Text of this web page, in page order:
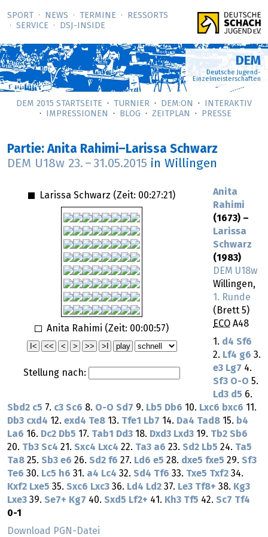
SPORT NEWS TERMINE
RESSORTS
SERVICE
DSJ-­INSIDE
DEM
Deutsche Jugend-
Einzelmeisterschaften
DEM 2015 STARTSEITE TURNIER DEM:ON
INTERAKTIV
IMPRESSIONEN
BLOG ZEITPLAN PRESSE
Partie: Anita Rahimi–Larissa Schwarz
DEM U18w 23. – 31.05.2015 in Willingen
Larissa Schwarz (Zeit: 00:27:21 )
Anita Rahimi (Zeit: 00:00:57)
Stellung nach:
Anita
Rahimi
(1673) –
Larissa
Schwarz
(1983)
DEM U18w
Willingen,
1. Runde
(Brett 5)
ECO A48
1. d4 Sf6
2. Lf4 g6 3.
e3 Lg7 4.
Sf3 O-O 5.
Ld3 d5 6.
Sbd2 c5 7. c3 Sc6 8. O-O Sd7 9. Lb5 Db6 10. Lxc6 bxc6 11.
Db3 cxd4 12. exd4 Te8 13. Tfe1 Lb7 14. Da4 Tad8 15. b4
La6 16. Dc2 Db5 17. Tab1 Dd3 18. Dxd3 Lxd3 19. Tb2 Sb6
20. Tb3 Sc4 21. Sxc4 Lxc4 22. Ta3 a6 23. Sd2 Lb5 24. Ta5
Ta8 25. Sb3 e6 26. Sd2 f6 27. Ld6 e5 28. dxe5 fxe5 29. Sf3
Te6 30. Lc5 h6 31. a4 Lc4 32. Sd4 Tf6 33. Txe5 Txf2 34.
Kxf2 Lxe5 35. Sxc6 Lxc3 36. Ld4 Ld2 37. Le3 Tf8+ 38. Kg3
Lxe3 39. Se7+ Kg7 40. Sxd5 Lf2+ 41. Kh3 Tf5 42. Sc7 Tf4
0-1
Download PGN-Datei